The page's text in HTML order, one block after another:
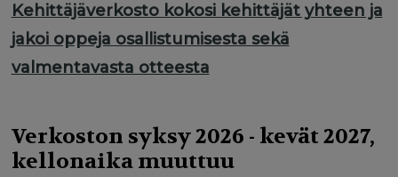
Kehittäjäverkosto kokosi kehittäjät yhteen ja
jakoi oppeja osallistumisesta sekä
valmentavasta otteesta
Verkoston syksy 2026 - kevät 2027,
kellonaika muuttuu